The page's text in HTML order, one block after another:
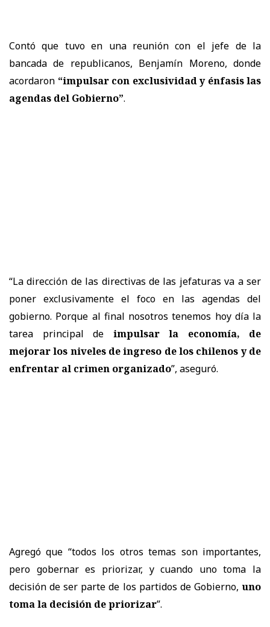
Contó que tuvo en una reunión con el jefe de la
bancada de republicanos, Benjamín Moreno, donde
acordaron “impulsar con exclusividad y énfasis las
agendas del Gobierno”.
“La dirección de las directivas de las jefaturas va a ser
poner exclusivamente el foco en las agendas del
gobierno. Porque al final nosotros tenemos hoy día la
tarea principal de impulsar la economía, de
mejorar los niveles de ingreso de los chilenos y de
enfrentar al crimen organizado”, aseguró.
Agregó que “todos los otros temas son importantes,
pero gobernar es priorizar, y cuando uno toma la
decisión de ser parte de los partidos de Gobierno, uno
toma la decisión de priorizar”.